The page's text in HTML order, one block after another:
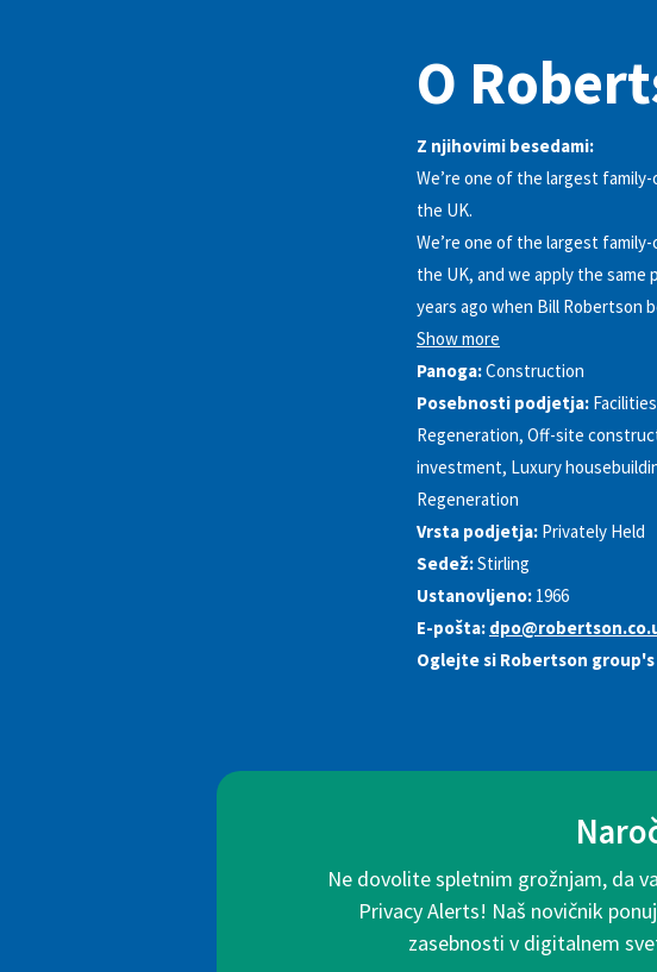
O
Z njihovimi besedami:
We’re one of the largest
the UK.
We’re one of the largest
the UK, and we apply the
years ago when Bill Robertson
Show more
Panoga:Construction
Posebnosti podjetja:
Regeneration, Off-site
investment, Luxury
Regeneration
Vrsta podjetja: Privately Held
Sedež:Stirling
Ustanovljeno: 1966
E-pošta:
Oglejte si Robertson group's
Ne dovolite spletnim grožnjam, da
Privacy Alerts! Naš novičnik
zasebnosti v digitalnem